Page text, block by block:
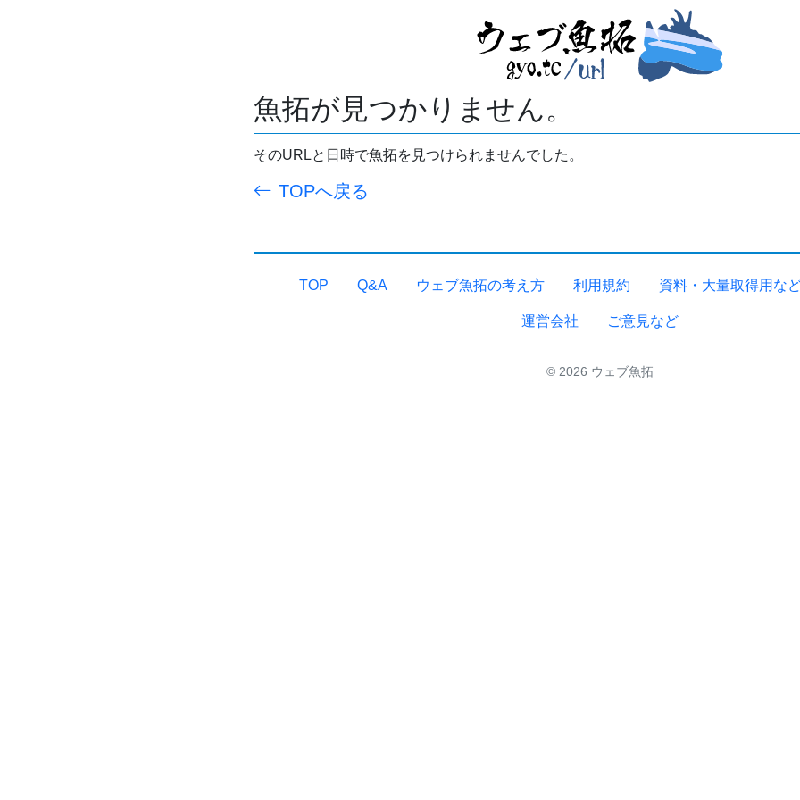
魚拓が見つかりません。
そのURLと日時で魚拓を見つけられませんでした。
TOPへ戻る
TOP Q&A ウェブ魚拓の考え方 利用規約 資料・大量取得用な
運営会社 ご意見など
© 2026 ウェブ魚拓